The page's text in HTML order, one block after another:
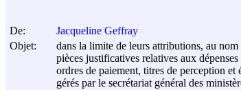
De:
Jacqueline Geffray
Objet:
dans la limite de leurs attributions, au
pièces justificatives relatives aux
ordres de paiement, titres de perception
gérés par le secrétariat général des